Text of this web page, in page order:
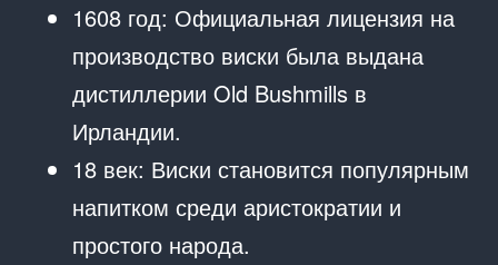
1608 год: Официальная лицензия на
производство виски была выдана
дистиллерии Old Bushmills в
Ирландии.
18 век: Виски становится популярным
напитком среди аристократии и
простого народа.